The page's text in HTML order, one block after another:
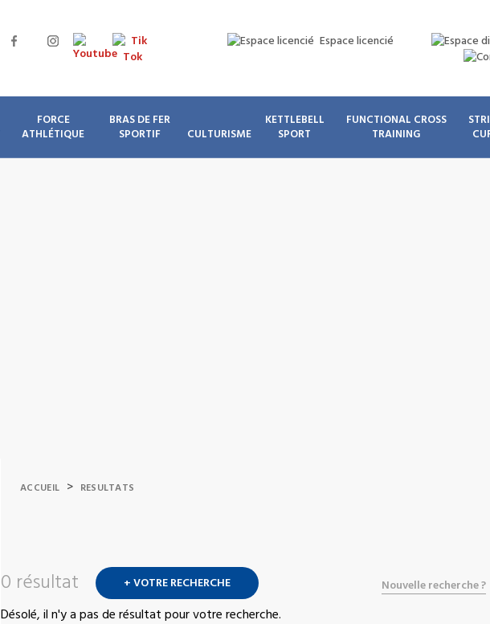
Espace licencié
FORCE
ATHLÉTIQUE
BRAS DE FER
SPORTIF
CULTURISME
KETTLEBELL
SPORT
FUNCTIONAL CROSS
TRAINING
ACCUEIL > RESULTATS
0 résultat + VOTRE RECHERCHE Nouvelle recherche ?
Désolé, il n'y a pas de résultat pour votre recherche.